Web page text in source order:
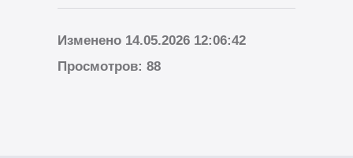
Изменено 14.05.2026 12:06:42
Просмотров: 88